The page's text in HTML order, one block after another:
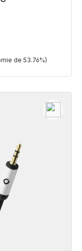
48h*
de 53.76%)